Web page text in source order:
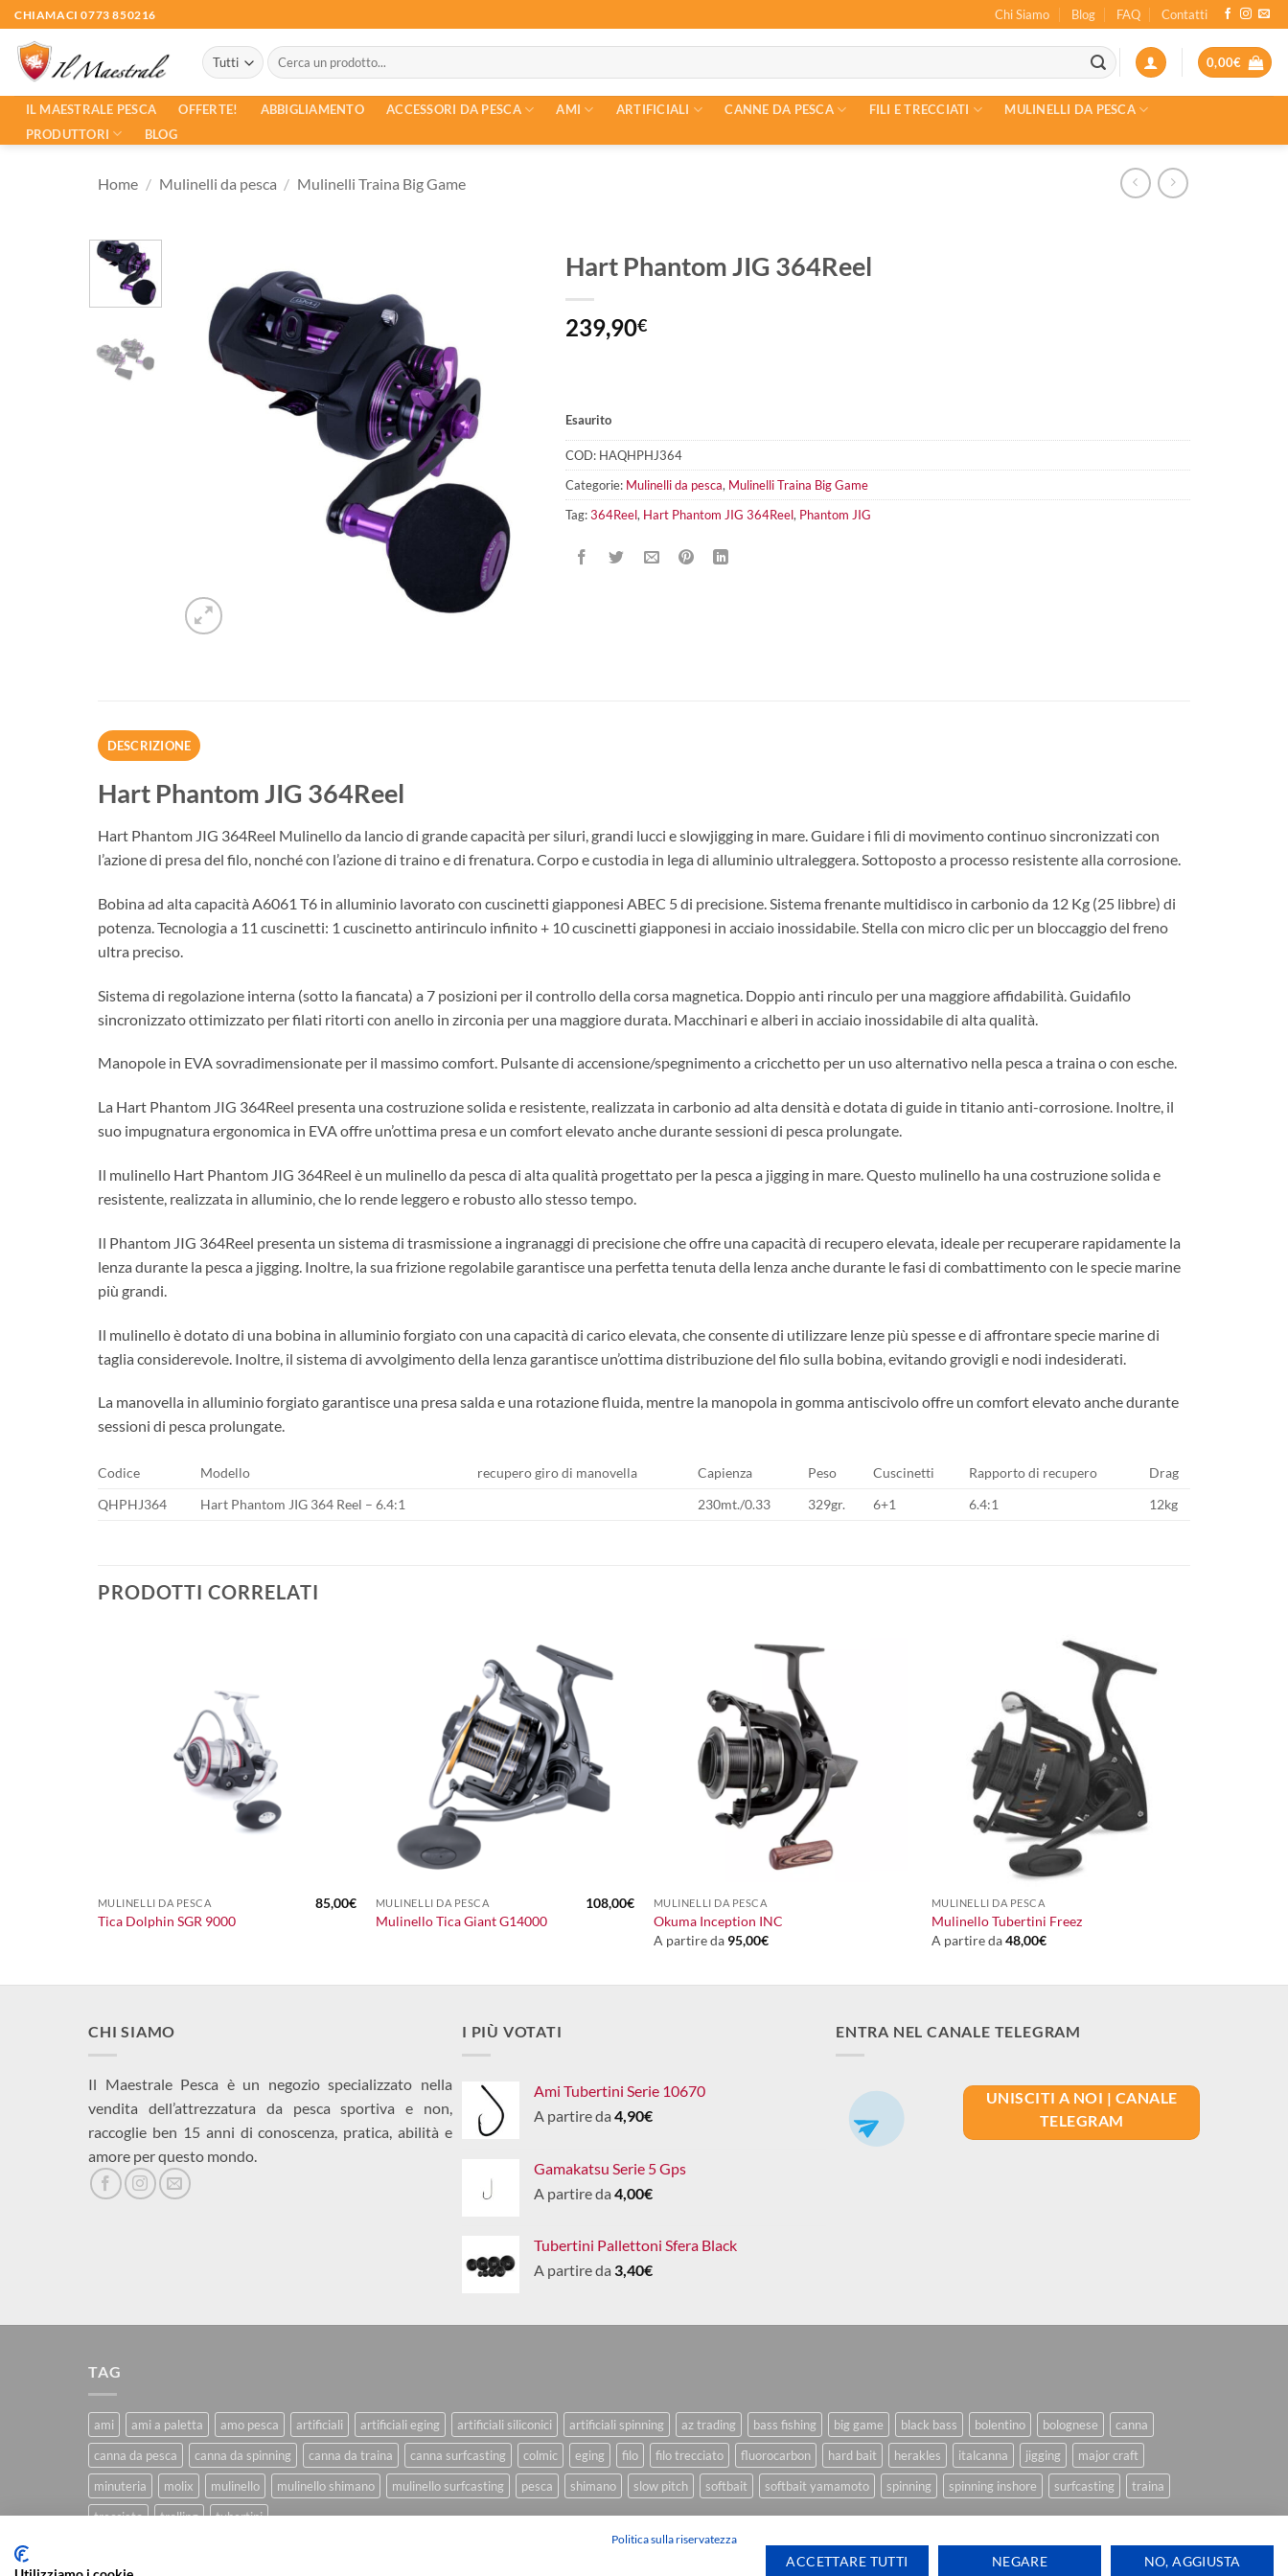
Salta
ai
contenuti
CHIAMACI 0773 850216 Chi Siamo Blog FAQ Contatti
Cerca:
0,00€
IL MAESTRALE PESCA OFFERTE! ABBIGLIAMENTO ACCESSORI DA PESCA AMI ARTIFICIALI CANNE DA PESCA FILI E TRECCIATI
MULINELLI DA PESCA
PRODUTTORI
BLOG
Home / Mulinelli da pesca / Mulinelli Traina Big Game
Hart Phantom JIG 364Reel
239,90€
Esaurito
COD: HAQHPHJ364
Categorie: Mulinelli da pesca, Mulinelli Traina Big Game
Tag:364Reel, Hart Phantom JIG 364Reel, Phantom JIG
DESCRIZIONE
Hart Phantom JIG 364Reel
Hart Phantom JIG 364Reel Mulinello da lancio di grande capacità per siluri, grandi lucci e slowjigging in mare. Guidare i fili di movimento continuo sincronizzati con
l’azione di presa del filo, nonché con l’azione di traino e di frenatura. Corpo e custodia in lega di alluminio ultraleggera. Sottoposto a processo resistente alla corrosione.
Bobina ad alta capacità A6061 T6 in alluminio lavorato con cuscinetti giapponesi ABEC 5 di precisione. Sistema frenante multidisco in carbonio da 12 Kg (25 libbre) di
potenza. Tecnologia a 11 cuscinetti: 1 cuscinetto antirinculo infinito + 10 cuscinetti giapponesi in acciaio inossidabile. Stella con micro clic per un bloccaggio del freno
ultra preciso.
Sistema di regolazione interna (sotto la fiancata) a 7 posizioni per il controllo della corsa magnetica. Doppio anti rinculo per una maggiore affidabilità. Guidafilo
sincronizzato ottimizzato per filati ritorti con anello in zirconia per una maggiore durata. Macchinari e alberi in acciaio inossidabile di alta qualità.
Manopole in EVA sovradimensionate per il massimo comfort. Pulsante di accensione/spegnimento a cricchetto per un uso alternativo nella pesca a traina o con esche.
La Hart Phantom JIG 364Reel presenta una costruzione solida e resistente, realizzata in carbonio ad alta densità e dotata di guide in titanio anti-corrosione. Inoltre, il
suo impugnatura ergonomica in EVA offre un’ottima presa e un comfort elevato anche durante sessioni di pesca prolungate.
Il mulinello Hart Phantom JIG 364Reel è un mulinello da pesca di alta qualità progettato per la pesca a jigging in mare. Questo mulinello ha una costruzione solida e
resistente, realizzata in alluminio, che lo rende leggero e robusto allo stesso tempo.
Il Phantom JIG 364Reel presenta un sistema di trasmissione a ingranaggi di precisione che offre una capacità di recupero elevata, ideale per recuperare rapidamente la
lenza durante la pesca a jigging. Inoltre, la sua frizione regolabile garantisce una perfetta tenuta della lenza anche durante le fasi di combattimento con le specie marine
più grandi.
Il mulinello è dotato di una bobina in alluminio forgiato con una capacità di carico elevata, che consente di utilizzare lenze più spesse e di affrontare specie marine di
taglia considerevole. Inoltre, il sistema di avvolgimento della lenza garantisce un’ottima distribuzione del filo sulla bobina, evitando grovigli e nodi indesiderati.
La manovella in alluminio forgiato garantisce una presa salda e una rotazione fluida, mentre la manopola in gomma antiscivolo offre un comfort elevato anche durante
sessioni di pesca prolungate.
Codice Modello recupero giro di manovella Capienza Peso Cuscinetti Rapporto di recupero
Drag
QHPHJ364
Hart Phantom JIG 364 Reel – 6.4:1 230mt./0.33 329gr. 6+1 6.4:1 12kg
PRODOTTI CORRELATI
MULINELLI DA PESCA
Tica Dolphin SGR 9000
85,00€ MULINELLI DA PESCA
Mulinello Tica Giant G14000
108,00€ MULINELLI DA PESCA
Okuma Inception INC
A partire da 95,00€
MULINELLI DA PESCA
Mulinello Tubertini Freez
A partire da48,00€
CHI SIAMO
Il Maestrale Pesca è un negozio specializzato nella
vendita dell’attrezzatura da pesca sportiva e non,
raccoglie ben 15 anni di conoscenza, pratica, abilità e
amore per questo mondo.
I PIÙ VOTATI
Ami Tubertini Serie 10670
A partire da 4,90€
Gamakatsu Serie 5 Gps
A partire da 4,00€
Tubertini Pallettoni Sfera Black
A partire da 3,40€
ENTRA NEL CANALE TELEGRAM
UNISCITI A NOI | CANALE
TELEGRAM
TAG
ami ami a paletta amo pesca artificiali artificiali eging artificiali siliconici artificiali spinning az trading bass fishing big game black bass bolentino bolognese
canna
canna da pesca
canna da spinning canna da traina canna surfcasting colmic eging filo filo trecciato fluorocarbon hard bait herakles italcanna jigging
major craft
minuteria
molix mulinello mulinello shimano mulinello surfcasting pesca shimano slow pitch softbait softbait yamamoto spinning spinning inshore surfcasting
traina
trecciato
trolling tubertini
Politica sulla riservatezza
ACCETTARE TUTTI NEGARE NO, AGGIUSTA